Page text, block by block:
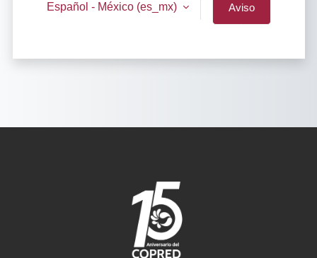
Español - México ‎(es_mx)‎
Aviso